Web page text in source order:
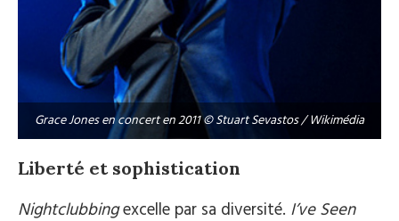
Grace Jones en concert en 2011 © Stuart Sevastos / Wikimédia
Liberté et sophistication
Nightclubbingexcelle par sa diversité. I’ve Seen